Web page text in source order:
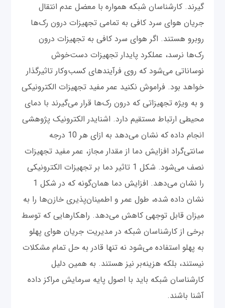
گیرند. کارشناسان شبکه همواره با معضل عدم انتقال
جریان هوای سرد کافی به تمامی تجهیزات درون رک‌ها
روبرو هستند. اگر هوای سرد کافی به تجهیزات درون
رک‌ها نرسد، عملکرد پایدار تجهیزات دست‌خوش
نوساناتی می‌شود که روی فرآیندهای کسب‌وکار تاثیرگذار
خواهد بود. فراموش نکنید عمر مفید تجهیزات الکترونیکی
و به ویژه تجهیزاتی که درون رک‌ها قرار می‌گیرند با دمای
محیطی ارتباط مستقیم دارد. اشنایدر الکترونیک پژوهشی
انجام داده که نشان می‌دهد به ازای هر 10 درجه
سانتی‌گراد افزایش دما از مقدار مجاز، عمر مفید تجهیزات
نصف می‌شود. شکل 1 تاثیر دما بر تجهیزات الکترونیکی
را نشان می‌دهد. افزایش دما همان‌گونه که در شکل 1
نشان داده شده، طول عمر و اطمینان‌پذیری خازن‌ها را به
میزان قابل توجهی کاهش می‌دهد. راهکارهایی که توسط
برخی از کارشناسان شبکه در مدیریت جریان هوای پهلو
به پهلو استفاده می‌شود نه تنها قادر به حل تمام مشکلات
نیستند، بلکه هزینه‌بر نیز هستند. به همین دلیل
کارشناسان شبکه باید با اصول پایه سرمایش مراکز داده
آشنا باشند.